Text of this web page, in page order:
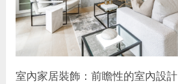
室內家居裝飾：前瞻性的室內設計